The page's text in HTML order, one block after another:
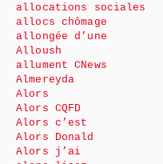
allocations sociales
allocs chômage
allongée d’une
Alloush
allument CNews
Almereyda
Alors
Alors CQFD
Alors c’est
Alors Donald
Alors j’ai